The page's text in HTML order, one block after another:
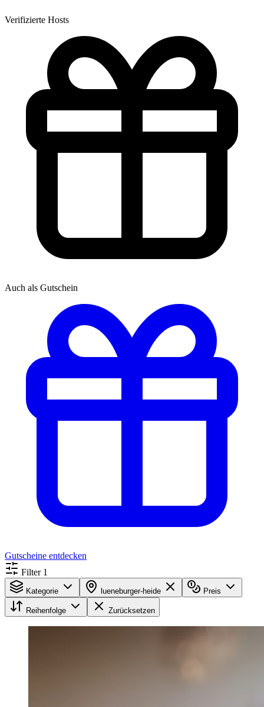
Verifizierte Hosts
Auch als Gutschein
Gutscheine entdecken
Filter 1
Kategorie lueneburger-heide Preis
Reihenfolge Zurücksetzen